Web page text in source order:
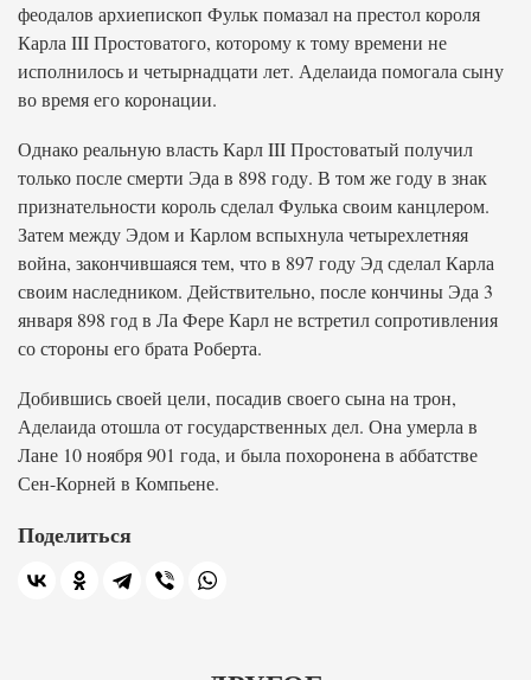
феодалов архиепископ Фульк помазал на престол короля
Карла III Простоватого, которому к тому времени не
исполнилось и четырнадцати лет. Аделаида помогала сыну
во время его коронации.
Однако реальную власть Карл III Простоватый получил
только после смерти Эда в 898 году. В том же году в знак
признательности король сделал Фулька своим канцлером.
Затем между Эдом и Карлом вспыхнула четырехлетняя
война, закончившаяся тем, что в 897 году Эд сделал Карла
своим наследником. Действительно, после кончины Эда 3
января 898 год в Ла Фере Карл не встретил сопротивления
со стороны его брата Роберта.
Добившись своей цели, посадив своего сына на трон,
Аделаида отошла от государственных дел. Она умерла в
Лане 10 ноября 901 года, и была похоронена в аббатстве
Сен-Корней в Компьене.
Поделиться